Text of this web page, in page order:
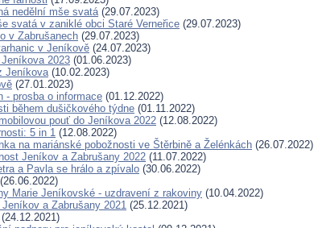
nedělní mše svatá(29.07.2023)
svatá v zaniklé obci Staré Verneřice (29.07.2023)
v Zabrušanech (29.07.2023)
v Jeníkově (24.07.2023)
2023 (01.06.2023)
Jeníkova(10.02.2023)
(27.01.2023)
- prosba o informace (01.12.2022)
během dušičkového týdne (01.11.2022)
pouť do Jeníkova 2022 (12.08.2022)
5 in 1 (12.08.2022)
na mariánské pobožnosti ve Štěrbině a Želénkách (26.07.2022)
Jeníkov a Zabrušany 2022 (11.07.2022)
a Pavla se hrálo a zpívalo (30.06.2022)
(26.06.2022)
Marie Jeníkovské - uzdravení z rakoviny (10.04.2022)
a Zabrušany 2021 (25.12.2021)
(24.12.2021)